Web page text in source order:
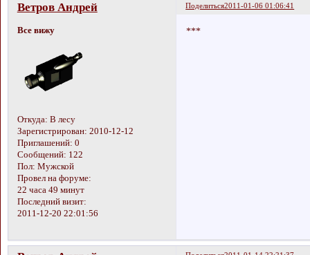
Поделиться2011-01-06 01:06:41
Ветров Андрей
Все вижу
Откуда: В лесу
Зарегистрирован: 2010-12-12
Приглашений: 0
Сообщений: 122
Пол: Мужской
Провел на форуме:
22 часа 49 минут
Последний визит:
2011-12-20 22:01:56
***